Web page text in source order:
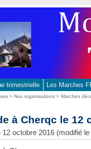
trimestrielle Les Marches
>Nos organisations >Marches
à Cherqc le 12
12 octobre 2016 (modifié